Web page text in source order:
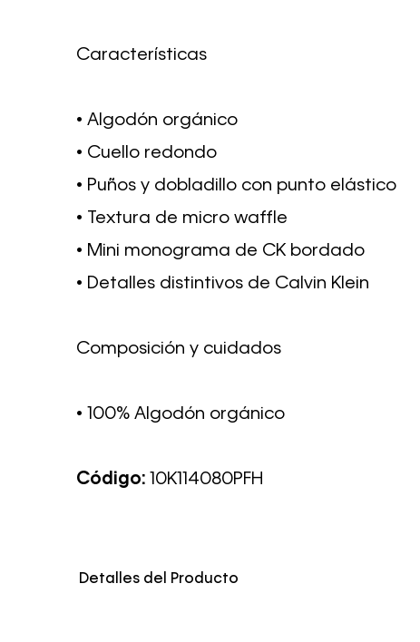
Características
• Algodón orgánico
• Cuello redondo
• Puños y dobladillo con punto elástico
• Textura de micro waffle
• Mini monograma de CK bordado
• Detalles distintivos de Calvin Klein
Composición y cuidados
• 100% Algodón orgánico
Código: 10K114080PFH
Detalles del Producto